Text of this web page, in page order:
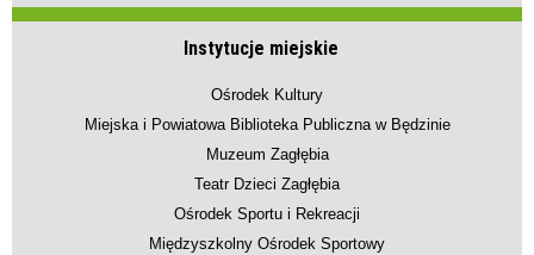
Instytucje miejskie
Ośrodek Kultury
Miejska i Powiatowa Biblioteka Publiczna w Będzinie
Muzeum Zagłębia
Teatr Dzieci Zagłębia
Ośrodek Sportu i Rekreacji
Międzyszkolny Ośrodek Sportowy